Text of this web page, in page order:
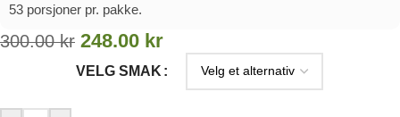
53 porsjoner pr. pakke.
300.00kr 248.00 kr
VELG SMAK